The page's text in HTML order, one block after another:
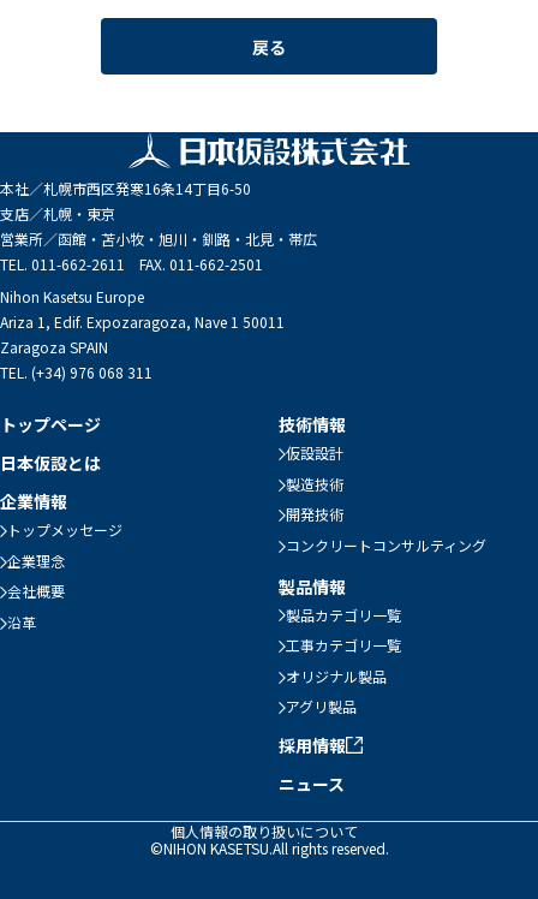
戻る
本社／札幌市西区発寒16条14丁目6-50
支店／札幌・東京
営業所／函館・苫小牧・旭川・釧路・北見・帯広
TEL. 011-662-2611 FAX. 011-662-2501
Nihon Kasetsu Europe
Ariza 1, Edif. Expozaragoza, Nave 1 50011
Zaragoza SPAIN
TEL. (+34) 976 068 311
トップページ
日本仮設とは
企業情報
トップメッセージ
企業理念
会社概要
沿革
技術情報
仮設設計
製造技術
開発技術
コンクリートコンサルティング
製品情報
製品カテゴリ一覧
工事カテゴリ一覧
オリジナル製品
アグリ製品
採用情報
ニュース
個人情報の取り扱いについて
©NIHON KASETSU.All rights reserved.